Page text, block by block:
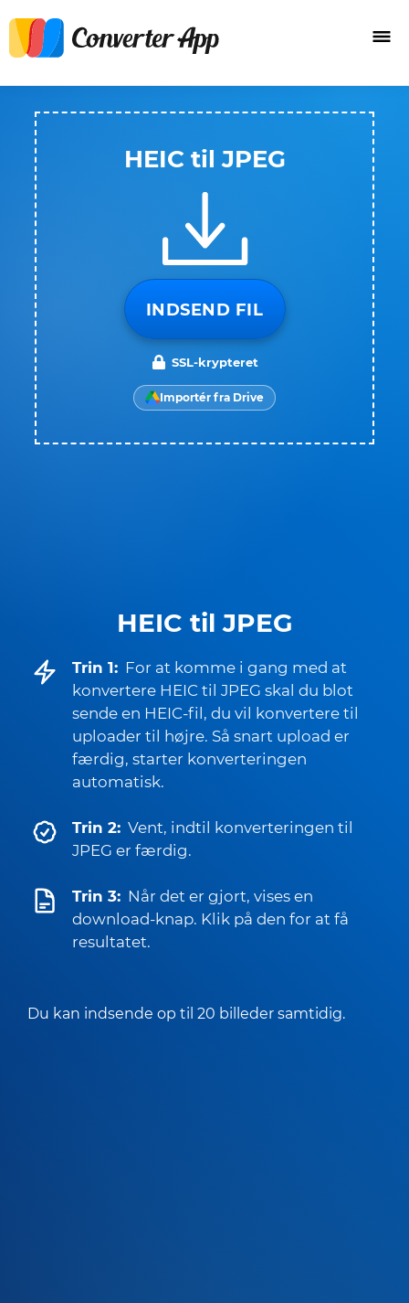
HEIC til JPEG
Trin 1: For at komme i gang med at
konvertere HEIC til JPEG skal du blot
sende en HEIC-fil, du vil konvertere til
uploader til højre. Så snart upload er
færdig, starter konverteringen
automatisk.
Trin 2: Vent, indtil konverteringen til
JPEG er færdig.
Trin 3: Når det er gjort, vises en
download-knap. Klik på den for at få
resultatet.
Du kan indsende op til 20 billeder samtidig.
HEIC til JPEG
INDSEND FIL
SSL-krypteret
Importér fra Drive